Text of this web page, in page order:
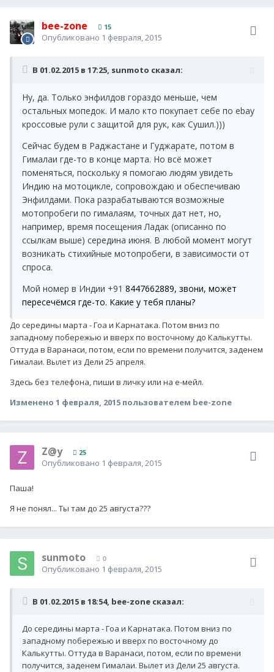
bee-zone 15
Опубликовано 1 февраля, 2015
В 01.02.2015 в 17:25, sunmoto сказал:
Ну, да. Только энфилдов гораздо меньше, чем
остальных мопедок. И мало кто покупает себе по ebay
кроссовые рули с защитой для рук, как Сушил.)))
Сейчас будем в Раджастане и Гуджарате, потом в
Гималаи где-то в конце марта. Но всё может
поменяться, поскольку я помогаю людям увидеть
Индию на мотоцикле, сопровождаю и обеспечиваю
Энфилдами. Пока разрабатываются возможные
мотопробеги по гималаям, точных дат нет, но,
например, время посещения Ладак (описанно по
ссылкам выше) середина июня. В любой момент могут
возникать стихийные мотопробеги, в зависимости от
спроса.
Мой номер в Индии +91 8447662889, звони, может
пересечёмся где-то. Какие у тебя планы?
До середины марта - Гоа и Карнатака. Потом вниз по
западному побережью и вверх по восточному до Калькутты.
Оттуда в Варанаси, потом, если по времени получится, заденем
Гималаи. Вылет из Дели 25 апреля.
Здесь без телефона, пиши в личку или на е-мейл.
Изменено 1 февраля, 2015 пользователем bee-zone
Z@y 25
Опубликовано 1 февраля, 2015
Паша!
Я не понял... Ты там до 25 августа???
sunmoto 0
Опубликовано 1 февраля, 2015
В 01.02.2015 в 18:54, bee-zone сказал:
До середины марта - Гоа и Карнатака. Потом вниз по
западному побережью и вверх по восточному до
Калькутты. Оттуда в Варанаси, потом, если по времени
получится, заденем Гималаи. Вылет из Дели 25 августа.